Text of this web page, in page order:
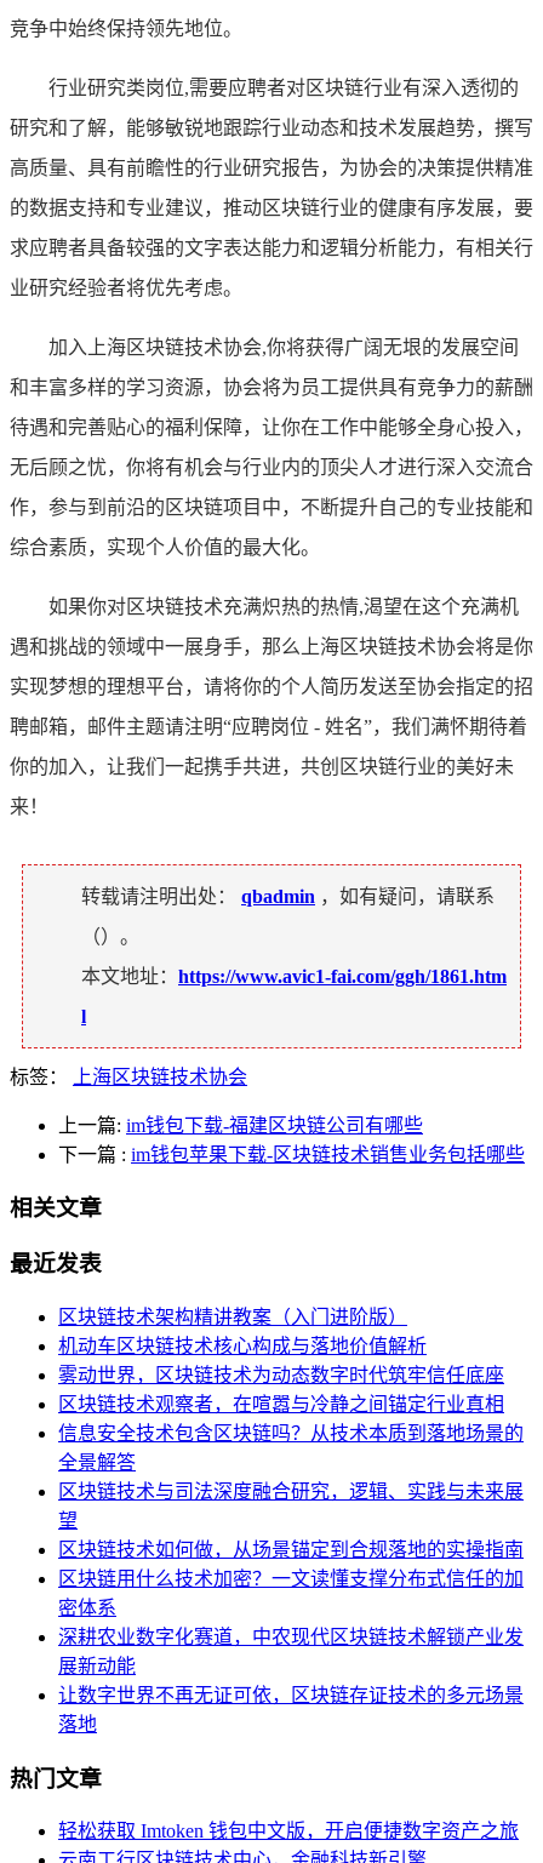
竞争中始终保持领先地位。
行业研究类岗位,需要应聘者对区块链行业有深入透彻的
研究和了解，能够敏锐地跟踪行业动态和技术发展趋势，撰写
高质量、具有前瞻性的行业研究报告，为协会的决策提供精准
的数据支持和专业建议，推动区块链行业的健康有序发展，要
求应聘者具备较强的文字表达能力和逻辑分析能力，有相关行
业研究经验者将优先考虑。
加入上海区块链技术协会,你将获得广阔无垠的发展空间
和丰富多样的学习资源，协会将为员工提供具有竞争力的薪酬
待遇和完善贴心的福利保障，让你在工作中能够全身心投入，
无后顾之忧，你将有机会与行业内的顶尖人才进行深入交流合
作，参与到前沿的区块链项目中，不断提升自己的专业技能和
综合素质，实现个人价值的最大化。
如果你对区块链技术充满炽热的热情,渴望在这个充满机
遇和挑战的领域中一展身手，那么上海区块链技术协会将是你
实现梦想的理想平台，请将你的个人简历发送至协会指定的招
聘邮箱，邮件主题请注明“应聘岗位 - 姓名”，我们满怀期待着
你的加入，让我们一起携手共进，共创区块链行业的美好未
来！
转载请注明出处： qbadmin ，如有疑问，请联系
（）。
本文地址： https://www.avic1-fai.com/ggh/1861.htm
l
标签： 上海区块链技术协会
上一篇: im钱包下载-福建区块链公司有哪些
下一篇 : im钱包苹果下载-区块链技术销售业务包括哪些
相关文章
最近发表
区块链技术架构精讲教案（入门进阶版）
机动车区块链技术核心构成与落地价值解析
雾动世界，区块链技术为动态数字时代筑牢信任底座
区块链技术观察者，在喧嚣与冷静之间锚定行业真相
信息安全技术包含区块链吗？从技术本质到落地场景的
全景解答
区块链技术与司法深度融合研究，逻辑、实践与未来展
望
区块链技术如何做，从场景锚定到合规落地的实操指南
区块链用什么技术加密？一文读懂支撑分布式信任的加
密体系
深耕农业数字化赛道，中农现代区块链技术解锁产业发
展新动能
让数字世界不再无证可依，区块链存证技术的多元场景
落地
热门文章
轻松获取 Imtoken 钱包中文版，开启便捷数字资产之旅